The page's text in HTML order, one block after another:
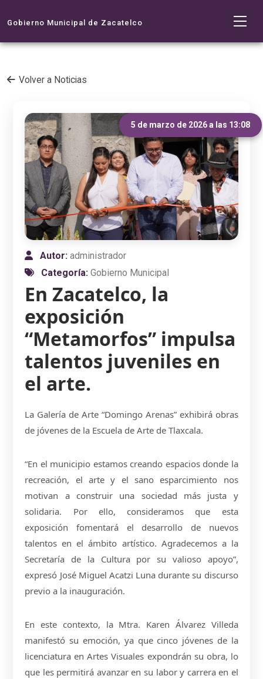
Gobierno Municipal de Zacatelco
Volver a Noticias
5 de marzo de 2026 a las 13:08
Autor:administrador
Categoría:Gobierno Municipal
En Zacatelco, la
exposición
“Metamorfos” impulsa
talentos juveniles en
el arte.
La Galería de Arte “Domingo Arenas” exhibirá obras
de jóvenes de la Escuela de Arte de Tlaxcala.
“En el municipio estamos creando espacios donde la
recreación, el arte y el sano esparcimiento nos
motivan a construir una sociedad más justa y
solidaria. Por ello, consideramos que esta
exposición fomentará el desarrollo de nuevos
talentos en el ámbito artístico. Agradecemos a la
Secretaría de la Cultura por su valioso apoyo”,
expresó José Miguel Acatzi Luna durante su discurso
previo a la inauguración.
En este contexto, la Mtra. Karen Álvarez Villeda
manifestó su emoción, ya que cinco jóvenes de la
licenciatura en Artes Visuales expondrán su obra, lo
que les permitirá avanzar en su labor y carrera en el